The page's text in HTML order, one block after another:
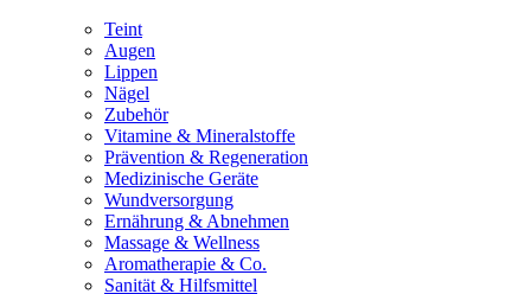
Teint
Augen
Lippen
Nägel
Zubehör
Vitamine & Mineralstoffe
Prävention & Regeneration
Medizinische Geräte
Wundversorgung
Ernährung & Abnehmen
Massage & Wellness
Aromatherapie & Co.
Sanität & Hilfsmittel